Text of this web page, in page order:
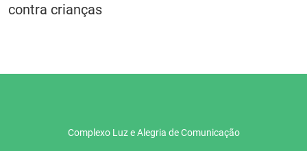
contra crianças
Complexo Luz e Alegria de Comunicação